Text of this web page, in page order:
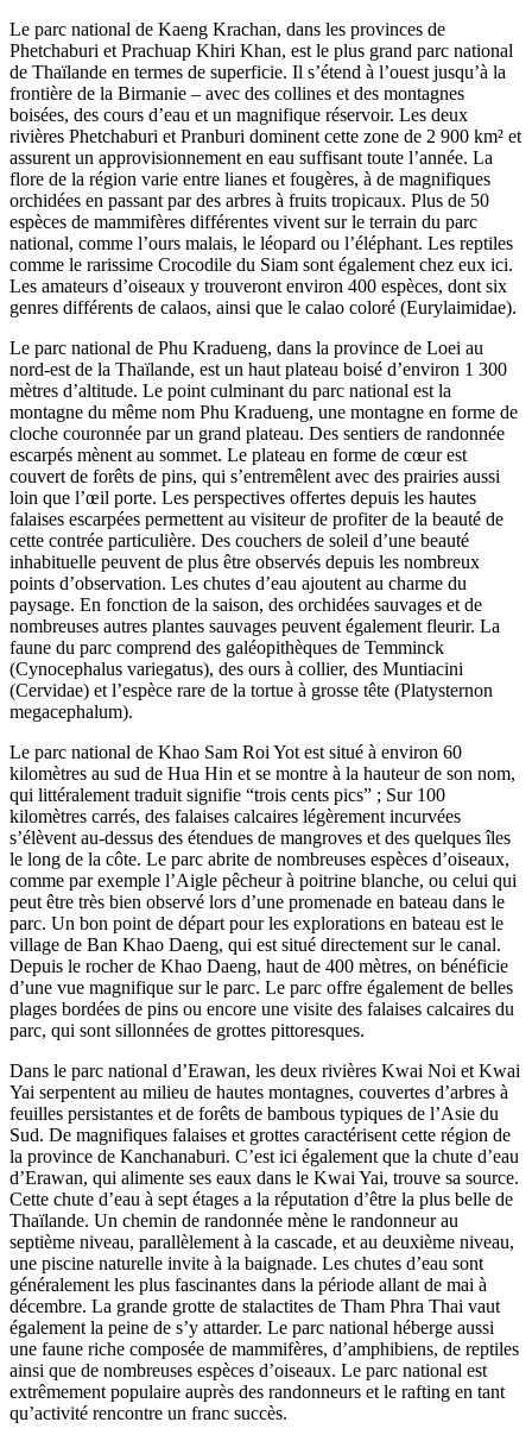
Le parc national de Kaeng Krachan, dans les provinces de
Phetchaburi et Prachuap Khiri Khan, est le plus grand parc national
de Thaïlande en termes de superficie. Il s’étend à l’ouest jusqu’à la
frontière de la Birmanie – avec des collines et des montagnes
boisées, des cours d’eau et un magnifique réservoir. Les deux
rivières Phetchaburi et Pranburi dominent cette zone de 2 900 km² et
assurent un approvisionnement en eau suffisant toute l’année. La
flore de la région varie entre lianes et fougères, à de magnifiques
orchidées en passant par des arbres à fruits tropicaux. Plus de 50
espèces de mammifères différentes vivent sur le terrain du parc
national, comme l’ours malais, le léopard ou l’éléphant. Les reptiles
comme le rarissime Crocodile du Siam sont également chez eux ici.
Les amateurs d’oiseaux y trouveront environ 400 espèces, dont six
genres différents de calaos, ainsi que le calao coloré (Eurylaimidae).
Le parc national de Phu Kradueng, dans la province de Loei au
nord-est de la Thaïlande, est un haut plateau boisé d’environ 1 300
mètres d’altitude. Le point culminant du parc national est la
montagne du même nom Phu Kradueng, une montagne en forme de
cloche couronnée par un grand plateau. Des sentiers de randonnée
escarpés mènent au sommet. Le plateau en forme de cœur est
couvert de forêts de pins, qui s’entremêlent avec des prairies aussi
loin que l’œil porte. Les perspectives offertes depuis les hautes
falaises escarpées permettent au visiteur de profiter de la beauté de
cette contrée particulière. Des couchers de soleil d’une beauté
inhabituelle peuvent de plus être observés depuis les nombreux
points d’observation. Les chutes d’eau ajoutent au charme du
paysage. En fonction de la saison, des orchidées sauvages et de
nombreuses autres plantes sauvages peuvent également fleurir. La
faune du parc comprend des galéopithèques de Temminck
(Cynocephalus variegatus), des ours à collier, des Muntiacini
(Cervidae) et l’espèce rare de la tortue à grosse tête (Platysternon
megacephalum).
Le parc national de Khao Sam Roi Yot est situé à environ 60
kilomètres au sud de Hua Hin et se montre à la hauteur de son nom,
qui littéralement traduit signifie “trois cents pics” ; Sur 100
kilomètres carrés, des falaises calcaires légèrement incurvées
s’élèvent au-dessus des étendues de mangroves et des quelques îles
le long de la côte. Le parc abrite de nombreuses espèces d’oiseaux,
comme par exemple l’Aigle pêcheur à poitrine blanche, ou celui qui
peut être très bien observé lors d’une promenade en bateau dans le
parc. Un bon point de départ pour les explorations en bateau est le
village de Ban Khao Daeng, qui est situé directement sur le canal.
Depuis le rocher de Khao Daeng, haut de 400 mètres, on bénéficie
d’une vue magnifique sur le parc. Le parc offre également de belles
plages bordées de pins ou encore une visite des falaises calcaires du
parc, qui sont sillonnées de grottes pittoresques.
Dans le parc national d’Erawan, les deux rivières Kwai Noi et Kwai
Yai serpentent au milieu de hautes montagnes, couvertes d’arbres à
feuilles persistantes et de forêts de bambous typiques de l’Asie du
Sud. De magnifiques falaises et grottes caractérisent cette région de
la province de Kanchanaburi. C’est ici également que la chute d’eau
d’Erawan, qui alimente ses eaux dans le Kwai Yai, trouve sa source.
Cette chute d’eau à sept étages a la réputation d’être la plus belle de
Thaïlande. Un chemin de randonnée mène le randonneur au
septième niveau, parallèlement à la cascade, et au deuxième niveau,
une piscine naturelle invite à la baignade. Les chutes d’eau sont
généralement les plus fascinantes dans la période allant de mai à
décembre. La grande grotte de stalactites de Tham Phra Thai vaut
également la peine de s’y attarder. Le parc national héberge aussi
une faune riche composée de mammifères, d’amphibiens, de reptiles
ainsi que de nombreuses espèces d’oiseaux. Le parc national est
extrêmement populaire auprès des randonneurs et le rafting en tant
qu’activité rencontre un franc succès.